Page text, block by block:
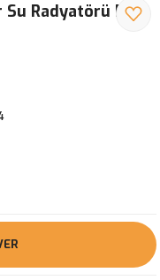
Radyatörü Düz